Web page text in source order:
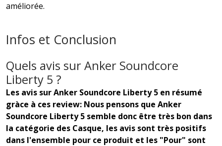
améliorée.
Infos et Conclusion
Quels avis sur Anker Soundcore
Liberty 5 ?
Les avis sur Anker Soundcore Liberty 5 en résumé
gràce à ces review: Nous pensons que Anker
Soundcore Liberty 5 semble donc être très bon dans
la catégorie des Casque, les avis sont très positifs
dans l'ensemble pour ce produit et les "Pour" sont